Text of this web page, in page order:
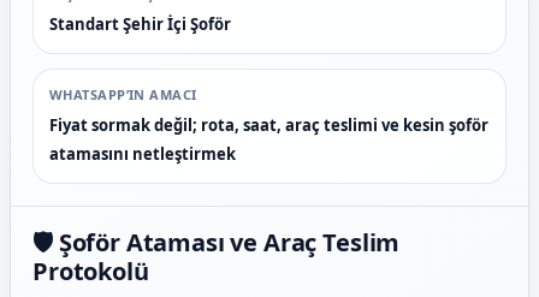
Standart Şehir İçi Şoför
WHATSAPP’IN AMACI
Fiyat sormak değil; rota, saat, araç teslimi ve kesin şoför
atamasını netleştirmek
🛡️ Şoför Ataması ve Araç Teslim
Protokolü